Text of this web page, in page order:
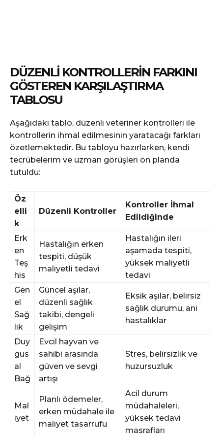
DÜZENLI KONTROLLERIN FARKINI
GÖSTEREN KARŞILAŞTIRMA
TABLOSU
Aşağıdaki tablo, düzenli veteriner kontrolleri ile
kontrollerin ihmal edilmesinin yaratacağı farkları
özetlemektedir. Bu tabloyu hazırlarken, kendi
tecrübelerim ve uzman görüşleri ön planda
tutuldu:
Öz
elli
k
Düzenli Kontroller
Kontroller İhmal
Edildiğinde
Erk
en
Teş
his
Hastalığın erken
tespiti, düşük
maliyetli tedavi
Hastalığın ileri
aşamada tespiti,
yüksek maliyetli
tedavi
Gen
el
Sağ
lık
Güncel aşılar,
düzenli sağlık
takibi, dengeli
gelişim
Eksik aşılar, belirsiz
sağlık durumu, ani
hastalıklar
Duy
gus
al
Bağ
Evcil hayvan ve
sahibi arasında
güven ve sevgi
artışı
Stres, belirsizlik ve
huzursuzluk
Mal
iyet
Planlı ödemeler,
erken müdahale ile
maliyet tasarrufu
Acil durum
müdahaleleri,
yüksek tedavi
masrafları